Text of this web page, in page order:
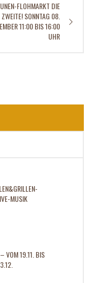
FLOHMARKT DIE
ZWEITE! SONNTAG 08.
11:00 BIS 16:00
UHR
MUSIK
VOM 19.11. BIS